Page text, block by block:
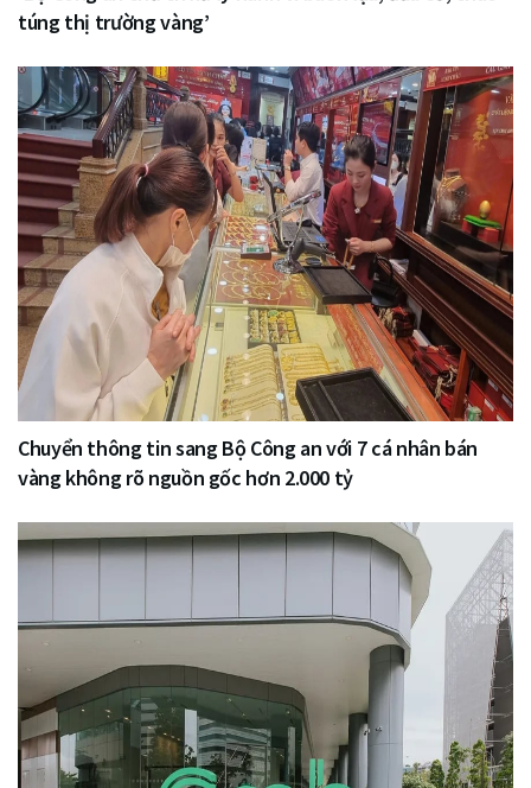
túng thị trường vàng’
Chuyển thông tin sang Bộ Công an với 7 cá nhân bán
vàng không rõ nguồn gốc hơn 2.000 tỷ